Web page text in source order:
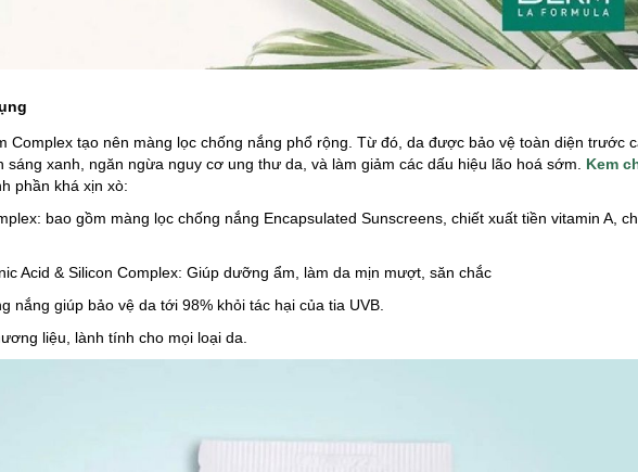
Complex tạo nên màng lọc chống nắng phổ rộng. Từ đó, da được bảo vệ toàn diện trước
sáng xanh, ngăn ngừa nguy cơ ung thư da, và làm giảm các dấu hiệu lão hoá sớm. Kem
phần khá xịn xò:
bao gồm màng lọc chống nắng Encapsulated Sunscreens, chiết xuất tiền vitamin A,
Acid & Silicon Complex: Giúp dưỡng ẩm, làm da mịn mượt, săn chắc
nắng giúp bảo vệ da tới 98% khỏi tác hại của tia UVB.
liệu, lành tính cho mọi loại da.